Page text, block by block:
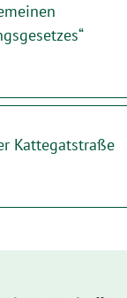
Kattegatstraße